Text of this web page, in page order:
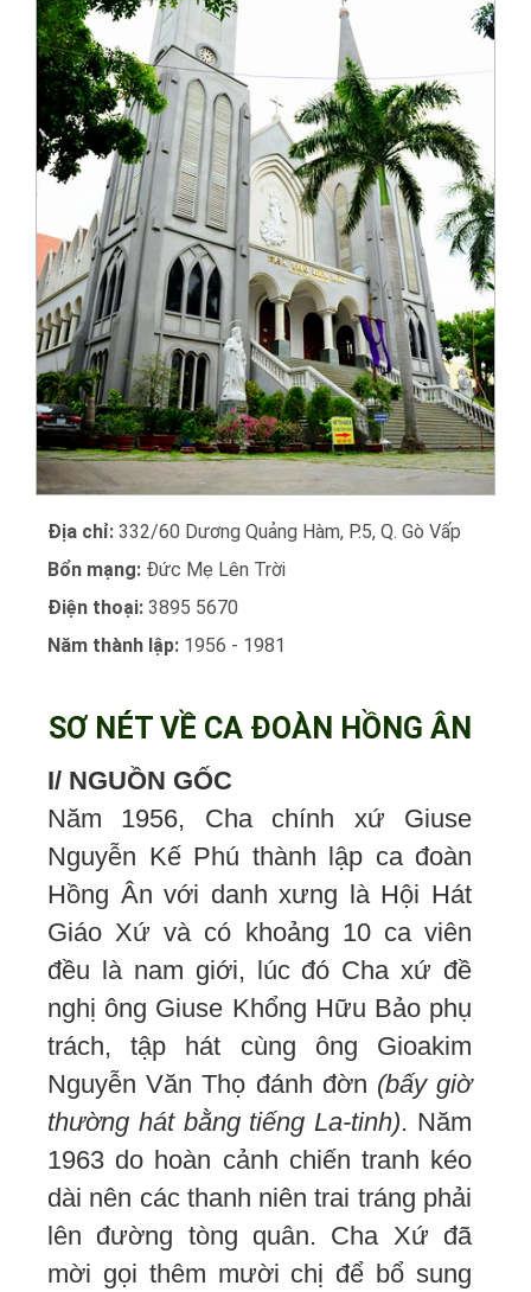
Địa chỉ: 332/60 Dương Quảng Hàm, P.5, Q. Gò Vấp
Bổn mạng: Đức Mẹ Lên Trời
Điện thoại: 3895 5670
Năm thành lập: 1956 - 1981
SƠ NÉT VỀ CA ĐOÀN HỒNG ÂN
I/ NGUỒN GỐC
Năm 1956, Cha chính xứ Giuse
Nguyễn Kế Phú thành lập ca đoàn
Hồng Ân với danh xưng là Hội Hát
Giáo Xứ và có khoảng 10 ca viên
đều là nam giới, lúc đó Cha xứ đề
nghị ông Giuse Khổng Hữu Bảo phụ
trách, tập hát cùng ông Gioakim
Nguyễn Văn Thọ đánh đờn (bấy giờ
thường hát bằng tiếng La-tinh). Năm
1963 do hoàn cảnh chiến tranh kéo
dài nên các thanh niên trai tráng phải
lên đường tòng quân. Cha Xứ đã
mời gọi thêm mười chị để bổ sung